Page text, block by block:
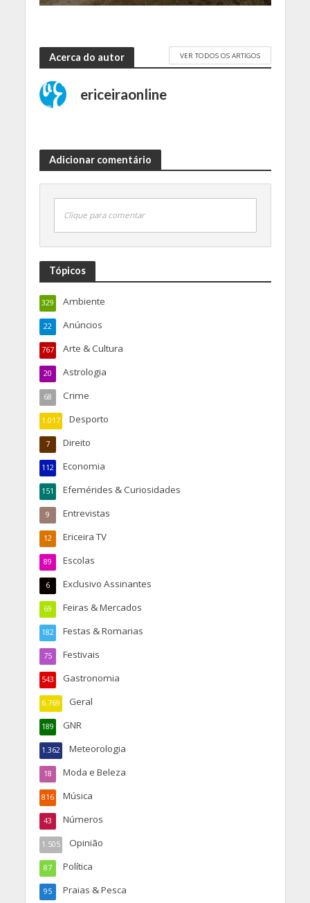
Acerca do autor VER TODOS OS ARTIGOS
ericeiraonline
Adicionar comentário
Clique para comentar
Tópicos
Ambiente
329
Anúncios
22
Arte & Cultura
767
Astrologia
20
Crime
68
Desporto
1.017
Direito
7
Economia
112
Efemérides & Curiosidades
151
Entrevistas
9
Ericeira TV
12
Escolas
89
Exclusivo Assinantes
6
Feiras & Mercados
69
Festas & Romarias
182
Festivais
75
Gastronomia
543
Geral
6.769
GNR
189
Meteorologia
1.362
Moda e Beleza
18
Música
816
Números
43
Opinião
1.505
Política
87
Praias & Pesca
95